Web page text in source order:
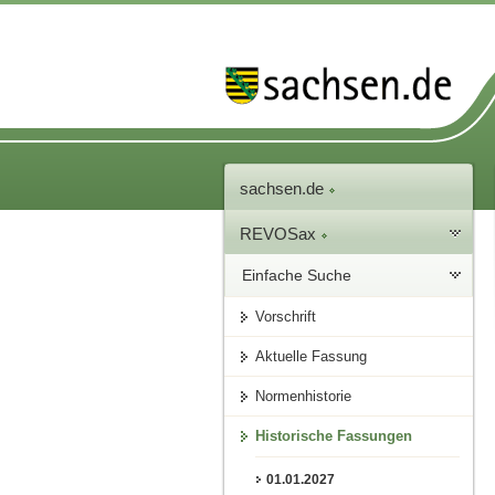
sachsen.de
REVOSax
Einfache Suche
Vorschrift
Aktuelle Fassung
Normenhistorie
Historische Fassungen
01.01.2027